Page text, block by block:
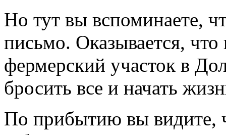
Но тут вы вспоминаете,
письмо. Оказывается,
фермерский участок в
бросить все и начать
По прибытию вы видите,